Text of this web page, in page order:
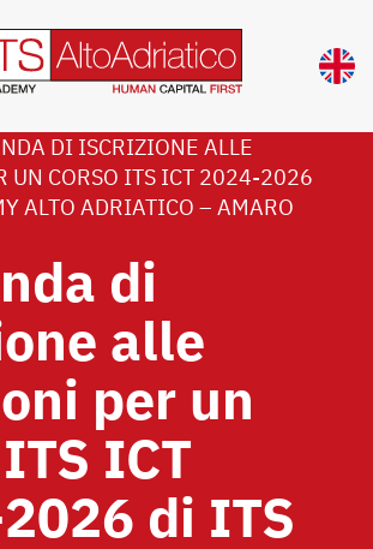
DI ISCRIZIONE ALLE
UN CORSO ITS ICT 2024-2026
ALTO ADRIATICO – AMARO
di
alle
per un
ICT
di ITS